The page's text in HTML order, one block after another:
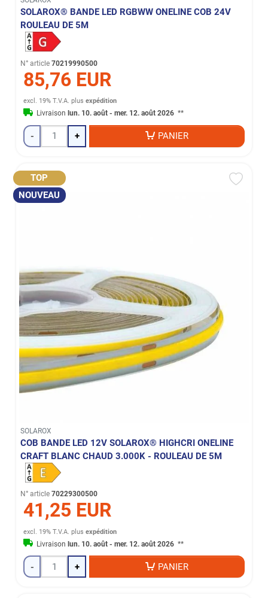
SOLAROX® BANDE LED RGBWW ONELINE COB 24V
ROULEAU DE 5M
N° article 70219990500
85,76 EUR
excl. 19% T.V.A. plusexpédition
Livraison lun. 10. août - mer. 12. août 2026 **
- + PANIER
TOP
NOUVEAU
SOLAROX
COB BANDE LED 12V SOLAROX® HIGHCRI ONELINE
CRAFT BLANC CHAUD 3.000K - ROULEAU DE 5M
N° article 70229300500
41,25 EUR
excl. 19% T.V.A. plusexpédition
Livraisonlun. 10. août - mer. 12. août 2026 **
- + PANIER